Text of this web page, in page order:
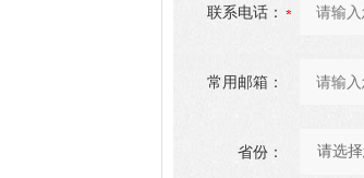
联系电话：
常用邮箱：
省份：